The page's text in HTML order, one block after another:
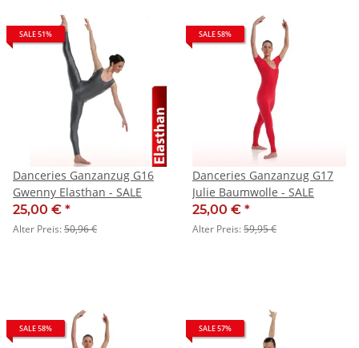
SALE 51%
Danceries Ganzanzug G16
Gwenny Elasthan - SALE
25,00 € *
Alter Preis:50,96 €
SALE 58%
Danceries Ganzanzug G17
Julie Baumwolle - SALE
25,00 € *
Alter Preis:59,95 €
SALE 58% SALE 57%